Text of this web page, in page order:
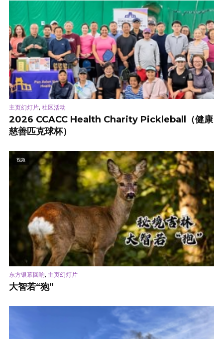
主页幻灯片, 社区活动
2026 CCACC Health Charity Pickleball（健康
慈善匹克球杯）
视频
东方银幕回响, 主页幻灯片
大智若“狍”